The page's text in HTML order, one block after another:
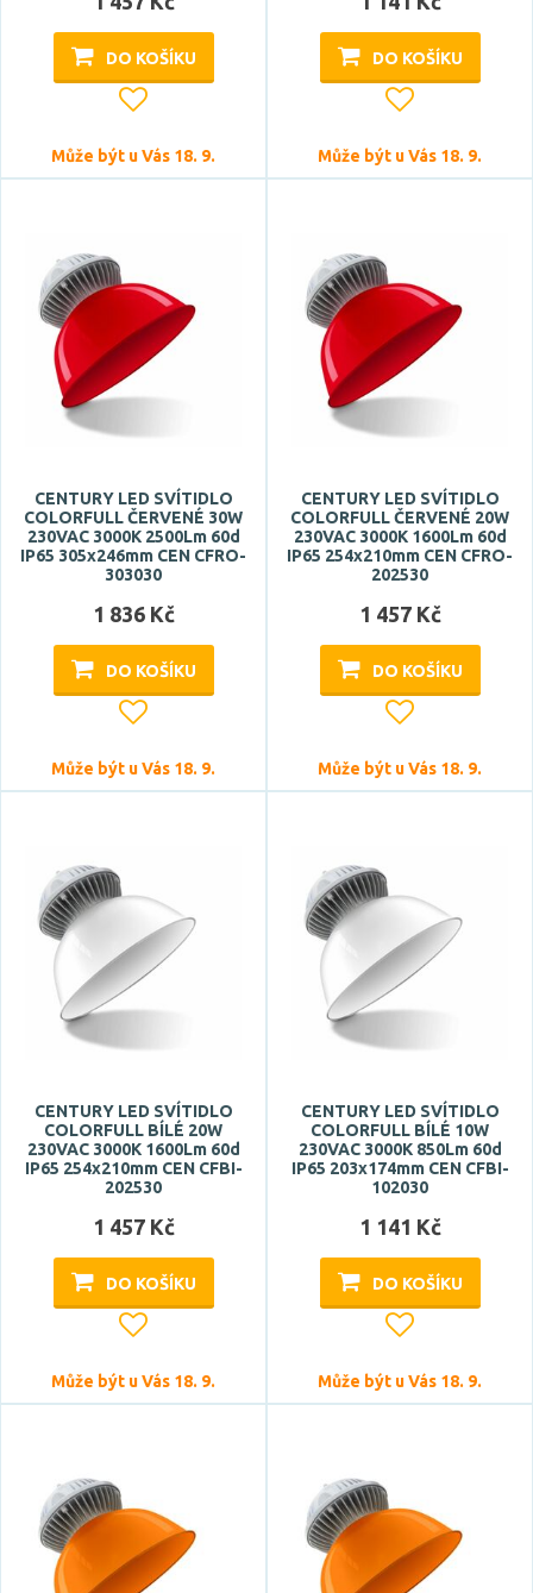
chrom
oranžová
Materiál
kov
ocel
plast
sklo
Funkce
stmívání krokově vypínačem
hotel, restaurace
klasický
kónický
kulatý
polokoule
válec
IP44
IP65
Výška
DO KOŠÍKU
Může být u Vás 18. 9.
DO KOŠÍKU
Může být u Vás 18. 9.
CENTURY LED SVÍTIDLO
COLORFULL ČERVENÉ 30W
230VAC 3000K 2500Lm 60d
IP65 305x246mm CEN CFRO-
303030
1 836 Kč
DO KOŠÍKU
Může být u Vás 18. 9.
CENTURY LED SVÍTIDLO
COLORFULL ČERVENÉ 20W
230VAC 3000K 1600Lm 60d
IP65 254x210mm CEN CFRO-
202530
1 457 Kč
DO KOŠÍKU
Může být u Vás 18. 9.
CENTURY LED SVÍTIDLO
COLORFULL BÍLÉ 20W
230VAC 3000K 1600Lm 60d
IP65 254x210mm CEN CFBI-
202530
1 457 Kč
DO KOŠÍKU
Může být u Vás 18. 9.
CENTURY LED SVÍTIDLO
COLORFULL BÍLÉ 10W
230VAC 3000K 850Lm 60d
IP65 203x174mm CEN CFBI-
102030
1 141 Kč
DO KOŠÍKU
Může být u Vás 18. 9.